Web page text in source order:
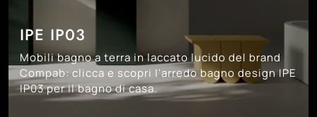
IPE IP03
Mobili bagno a terra in laccato lucido del brand
Compab: clicca e scopri l'arredo bagno design IPE
IP03 per il bagno di casa.